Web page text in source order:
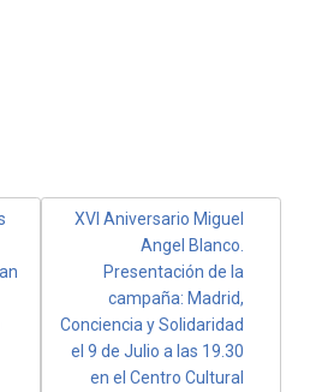
XVI Aniversario Miguel
Angel Blanco.
Presentación de la
campaña: Madrid,
Conciencia y Solidaridad
el 9 de Julio a las 19.30
en el Centro Cultural